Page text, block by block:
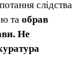
слідства
та обрав
Не